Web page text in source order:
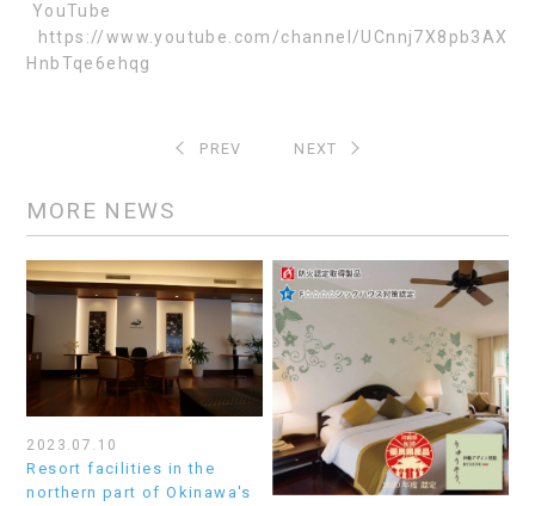
YouTube
https://www.youtube.com/channel/UCnnj7X8pb3AX
HnbTqe6ehqg
PREV NEXT
MORE NEWS
2023.07.10
Resort facilities in the
northern part of Okinawa's